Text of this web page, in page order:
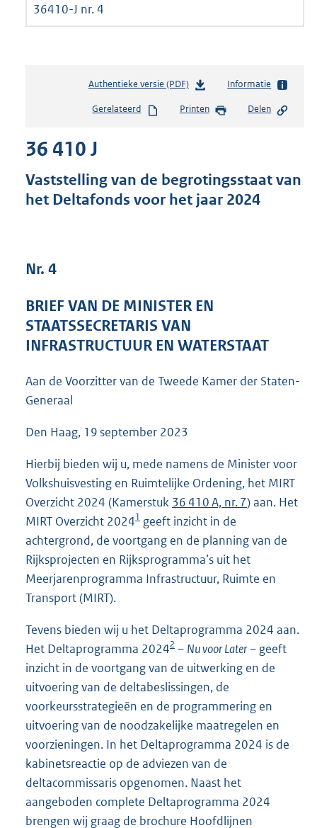
36410-J nr. 4
Authentieke versie (PDF)b
s
s
g
:
3
K
Informatie
Gerelateerd Printen Delen
36 410 J
Vaststelling van de begrotingsstaat van
het Deltafonds voor het jaar 2024
Nr. 4
BRIEF VAN DE MINISTER EN
STAATSSECRETARIS VAN
INFRASTRUCTUUR EN WATERSTAAT
Aan de Voorzitter van de Tweede Kamer der Staten-
Generaal
Den Haag, 19 september 2023
Hierbij bieden wij u, mede namens de Minister voor
Volkshuisvesting en Ruimtelijke Ordening, het MIRT
Overzicht 2024 (Kamerstuk 36 410 A, nr. 7) aan. Het
MIRT Overzicht 20241 geeft inzicht in de
achtergrond, de voortgang en de planning van de
Rijksprojecten en Rijksprogramma’s uit het
Meerjarenprogramma Infrastructuur, Ruimte en
Transport (MIRT).
Tevens bieden wij u het Deltaprogramma 2024 aan.
Het Deltaprogramma 20242 – Nu voor Later– geeft
inzicht in de voortgang van de uitwerking en de
uitvoering van de deltabeslissingen, de
voorkeursstrategieën en de programmering en
uitvoering van de noodzakelijke maatregelen en
voorzieningen. In het Deltaprogramma 2024 is de
kabinetsreactie op de adviezen van de
deltacommissaris opgenomen. Naast het
aangeboden complete Deltaprogramma 2024
brengen wij graag de brochure Hoofdlijnen